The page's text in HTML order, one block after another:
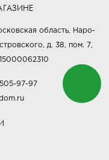
область, Наро-
д. 38, пом. 7,
97-97